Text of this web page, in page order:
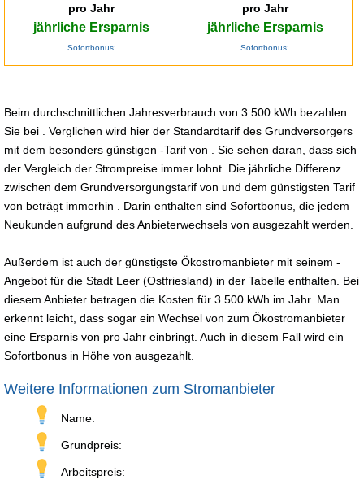
pro Jahr
jährliche Ersparnis
Sofortbonus:
pro Jahr
jährliche Ersparnis
Sofortbonus:
Beim durchschnittlichen Jahresverbrauch von 3.500 kWh bezahlen
Sie bei . Verglichen wird hier der Standardtarif des Grundversorgers
mit dem besonders günstigen -Tarif von . Sie sehen daran, dass sich
der Vergleich der Strompreise immer lohnt. Die jährliche Differenz
zwischen dem Grundversorgungstarif von und dem günstigsten Tarif
von beträgt immerhin . Darin enthalten sind Sofortbonus, die jedem
Neukunden aufgrund des Anbieterwechsels von ausgezahlt werden.
Außerdem ist auch der günstigste Ökostromanbieter mit seinem -
Angebot für die Stadt Leer (Ostfriesland) in der Tabelle enthalten. Bei
diesem Anbieter betragen die Kosten für 3.500 kWh im Jahr. Man
erkennt leicht, dass sogar ein Wechsel von zum Ökostromanbieter
eine Ersparnis von pro Jahr einbringt. Auch in diesem Fall wird ein
Sofortbonus in Höhe von ausgezahlt.
Weitere Informationen zum Stromanbieter
Name:
Grundpreis:
Arbeitspreis: